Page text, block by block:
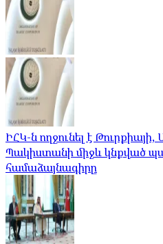
ԻՀԿ-ն ողջունել է
Պակիստանի միջև կնքված
համաձայնագիրը